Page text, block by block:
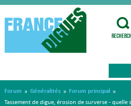
Forum » Généralités » Forum principal »
Tassement de digue, érosion de surverse - quelle